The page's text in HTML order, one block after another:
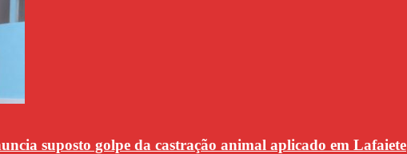
suposto golpe da castração animal aplicado em Lafaiete